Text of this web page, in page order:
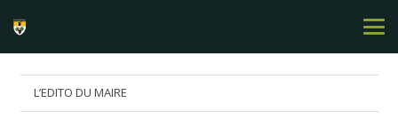
L’EDITO DU MAIRE